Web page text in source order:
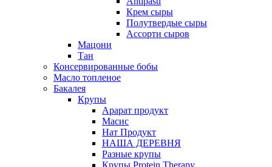
Крем сыры
Полутвердые сыры
Ассорти сыров
Мацони
Тан
Консервированные бобы
Масло топленое
Бакалея
Крупы
Арарат продукт
Масис
Нат Продукт
НАША ДЕРЕВНЯ
Разные крупы
Крупы Protein Therapy